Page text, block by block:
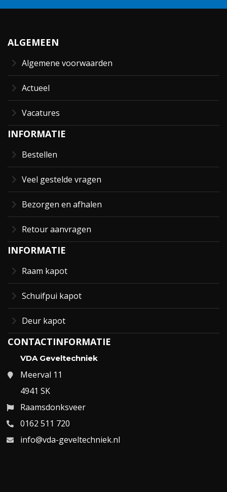
ALGEMEEN
Algemene voorwaarden
Actueel
Vacatures
INFORMATIE
Bestellen
Veel gestelde vragen
Bezorgen en afhalen
Retour aanvragen
INFORMATIE
Raam kapot
Schuifpui kapot
Deur kapot
CONTACTINFORMATIE
VDA Geveltechniek
Meerval 11
4941 SK
Raamsdonksveer
0162 511 720
info@vda-geveltechniek.nl